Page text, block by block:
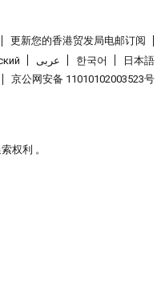
更新您的香港贸发局电邮订阅
عربى 한국어
日本語
京公网安备 11010102003523号
权利 。